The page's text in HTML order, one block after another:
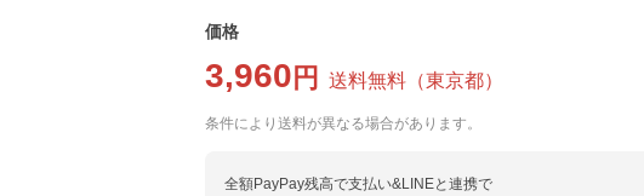
価格
3,960 円 送料無料 （東京都）
条件により送料が異なる場合があります。
全額PayPay残高で支払い&LINEと連携で